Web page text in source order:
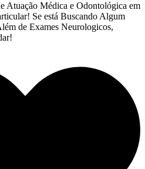
Atuação Médica e Odontológica em
Se está Buscando Algum
de Exames Neurologicos,